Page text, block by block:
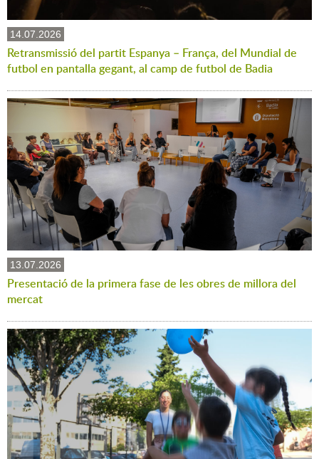
14.07.2026
Retransmissió del partit Espanya – França, del Mundial de
futbol en pantalla gegant, al camp de futbol de Badia
13.07.2026
Presentació de la primera fase de les obres de millora del
mercat